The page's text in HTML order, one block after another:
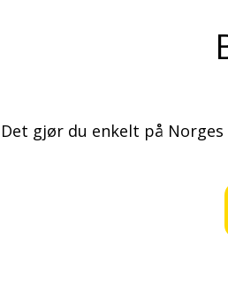
gjør du enkelt på